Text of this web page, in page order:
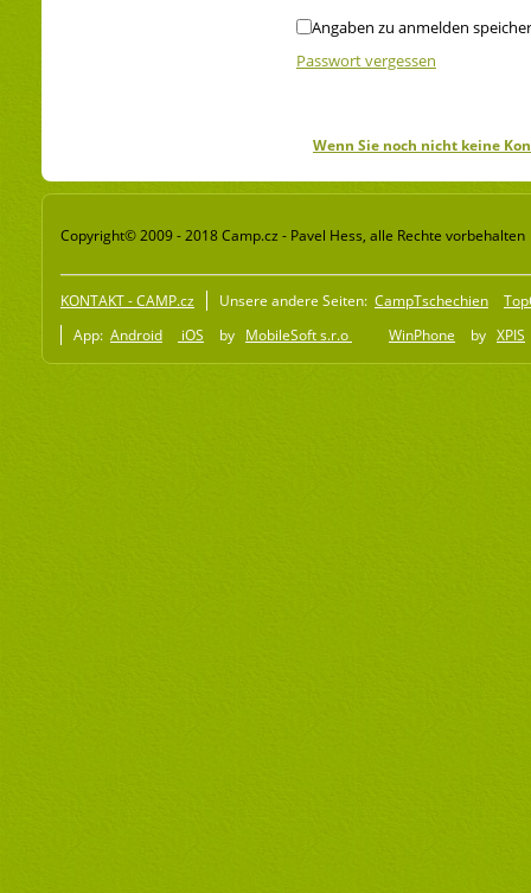
Angaben zu anmelden
Passwort vergessen
Wenn Sie noch nicht keine
Copyright© 2009 - 2018 Camp.cz - Pavel Hess, alle Rechte vorbehalten
KONTAKT - CAMP.cz Unsere andere Seiten: CampTschechien
App: Android iOS by MobileSoft s.r.o WinPhone by XPIS